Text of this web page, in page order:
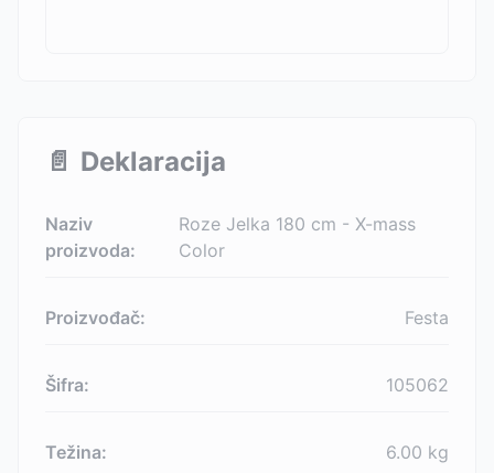
📄 Deklaracija
Naziv
proizvoda:
Roze Jelka 180 cm - X-mass
Color
Proizvođač: Festa
Šifra: 105062
Težina: 6.00 kg